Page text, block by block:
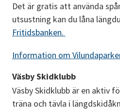
Det är gratis att använda
Fritidsbanken.
Information om
Väsby Skidklubb
Väsby Skidklubb är en aktiv
träna och tävla i